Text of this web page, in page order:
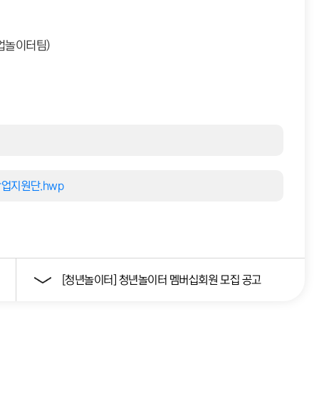
이터팀)
지원단.hwp
[청년놀이터] 청년놀이터 멤버십회원 모집 공고